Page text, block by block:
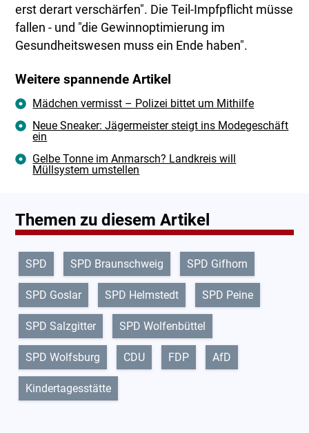
erst derart verschärfen". Die Teil-Impfpflicht müsse
fallen - und "die Gewinnoptimierung im
Gesundheitswesen muss ein Ende haben".
Weitere spannende Artikel
Mädchen vermisst – Polizei bittet um Mithilfe
Neue Sneaker: Jägermeister steigt ins Modegeschäft
ein
Gelbe Tonne im Anmarsch? Landkreis will
Müllsystem umstellen
Themen zu diesem Artikel
SPD SPD Braunschweig SPD Gifhorn
SPD Goslar SPD Helmstedt SPD Peine
SPD Salzgitter SPD Wolfenbüttel
SPD Wolfsburg CDU FDP AfD
Kindertagesstätte